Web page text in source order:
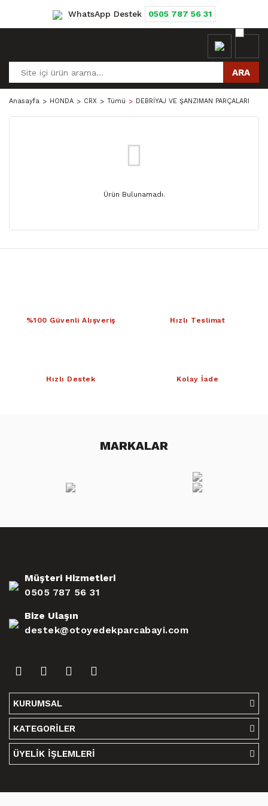
WhatsApp Destek 0505 787 56 31
ARA
Anasayfa HONDA CRX Tümü DEBRİYAJ VE ŞANZIMAN PARÇALARI
Ürün Bulunamadı.
%100 Güvenli Alışveriş Hızlı Teslimat
Hızlı Destek Kolay İade
MARKALAR
Müşteri Hizmetleri
0505 787 56 31
Bize Ulaşın
destek@otoyedekparcabayi.com
KURUMSAL
KATEGORİLER
ÜYELİK İŞLEMLERİ